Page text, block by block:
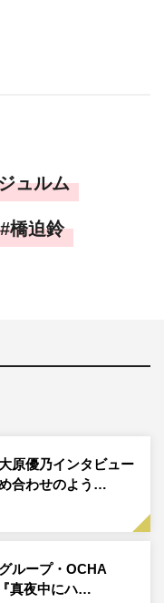
ュルム
橋迫鈴
原優乃インタビュー
め合わせのよう…
ループ・OCHA
真夜中にハ…